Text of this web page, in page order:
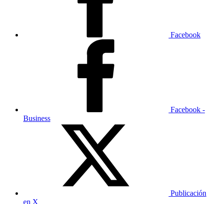
Facebook
Facebook -
Business
Publicación
en X